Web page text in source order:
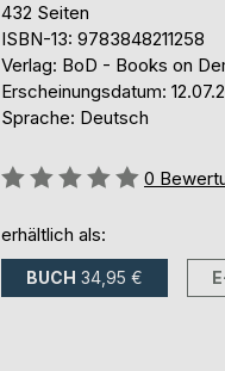
432 Seiten
ISBN-13: 9783848211258
Verlag: BoD - Books on
Erscheinungsdatum:
Sprache: Deutsch
Bewertung::
0
erhältlich als:
BUCH 34,95 €